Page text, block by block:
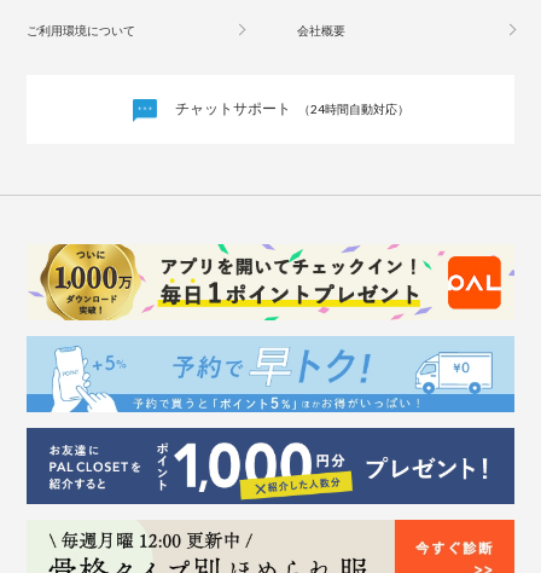
ご利用環境について 会社概要
チャットサポート （24時間自動対応）